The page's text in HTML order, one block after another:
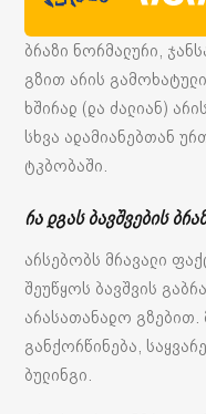
ბრაზი ნორმალური,
გზით არის
ხშირად (და ძალიან)
სხვა ადამიანებთან
ტკბობაში.
რა დგას ბავშვების
არსებობს მრავალი
შეუწყოს ბავშვის
არასათანადო გზებით.
განქორწინება,
ბულინგი.